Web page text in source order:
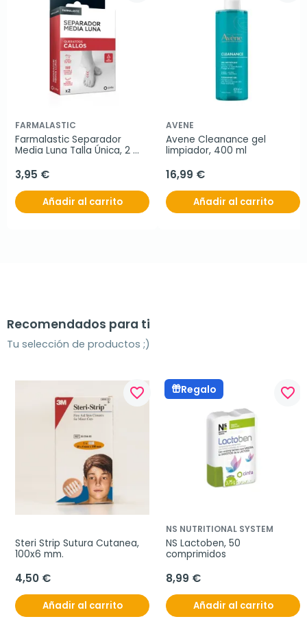
FARMALASTIC
Farmalastic Separador
Media Luna Talla Única, 2
3,95 €
Añadir al carrito
AVENE
Avene Cleanance gel
limpiador, 400 ml
16,99 €
Añadir al carrito
Recomendados para ti
Tu selección de productos ;)
favorite_border
Steri Strip Sutura Cutanea,
100x6 mm.
4,50 €
Añadir al carrito
Regalo favorite_border
NS NUTRITIONAL SYSTEM
NS Lactoben, 50
comprimidos
8,99 €
Añadir al carrito